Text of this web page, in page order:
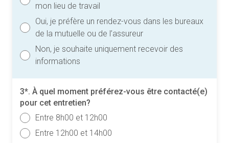
mon lieu de travail
Oui, je préfère un rendez-vous dans les bureaux
de la mutuelle ou de l’assureur
Non, je souhaite uniquement recevoir des
informations
3*. À quel moment préférez-vous être contacté(e)
pour cet entretien?
Entre 8h00 et 12h00
Entre 12h00 et 14h00